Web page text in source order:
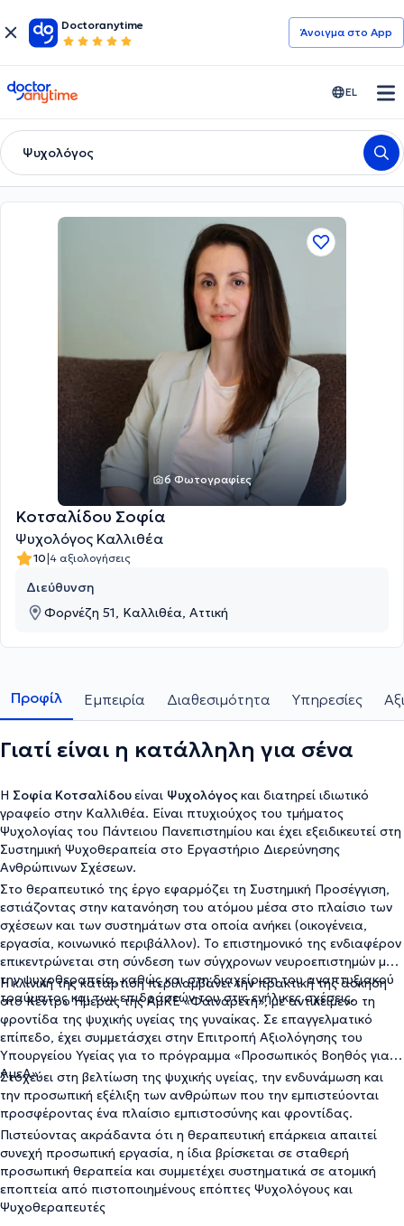
Doctoranytime
Άνοιγμα στο App
doctoranytime EL
Ψυχολόγος
6 Φωτογραφίες
Κοτσαλίδου Σοφία
Ψυχολόγος Καλλιθέα
10|4 αξιολογήσεις
Διεύθυνση
Φορνέζη 51, Καλλιθέα, Αττική
Προφίλ Εμπειρία Διαθεσιμότητα Υπηρεσίες
Γιατί είναι η κατάλληλη για σένα
Η Σοφία Κοτσαλίδουείναι Ψυχολόγοςκαι διατηρεί ιδιωτικό
γραφείο στην Καλλιθέα. Είναι πτυχιούχος του τμήματος
Ψυχολογίας του Πάντειου Πανεπιστημίου και έχει εξειδικευτεί στη
Συστημική Ψυχοθεραπεία στο Εργαστήριο Διερεύνησης
Ανθρώπινων Σχέσεων.
Στο θεραπευτικό της έργο εφαρμόζει τη Συστημική Προσέγγιση,
εστιάζοντας στην κατανόηση του ατόμου μέσα στο πλαίσιο των
σχέσεων και των συστημάτων στα οποία ανήκει (οικογένεια,
εργασία, κοινωνικό περιβάλλον). Το επιστημονικό της ενδιαφέρον
επικεντρώνεται στη σύνδεση των σύγχρονων νευροεπιστημών με
την ψυχοθεραπεία, καθώς και στη διαχείριση του αναπτυξιακού
τραύματος και των επιδράσεών του στις ενήλικες σχέσεις.
Η κλινική της κατάρτιση περιλαμβάνει την πρακτική της άσκηση
στο Κέντρο Ημέρας της ΑμΚΕ «Φαιναρέτη», με αντικείμενο τη
φροντίδα της ψυχικής υγείας της γυναίκας. Σε επαγγελματικό
επίπεδο, έχει συμμετάσχει στην Επιτροπή Αξιολόγησης του
Υπουργείου Υγείας για το πρόγραμμα «Προσωπικός Βοηθός για
ΑμεΑ».
Στοχεύει στη βελτίωση της ψυχικής υγείας, την ενδυνάμωση και
την προσωπική εξέλιξη των ανθρώπων που την εμπιστεύονται
προσφέροντας ένα πλαίσιο εμπιστοσύνης και φροντίδας.
Πιστεύοντας ακράδαντα ότι η θεραπευτική επάρκεια απαιτεί
συνεχή προσωπική εργασία, η ίδια βρίσκεται σε σταθερή
προσωπική θεραπεία και συμμετέχει συστηματικά σε ατομική
εποπτεία από πιστοποιημένους επόπτες Ψυχολόγους και
Ψυχοθεραπευτές